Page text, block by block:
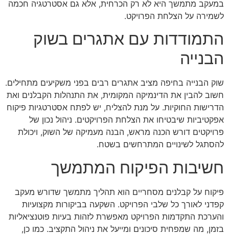
במעקב מתמשך היא לא רק הכרחית, אלא גם אסטרטגיה חכמה
לשמירה על הצלחת הפרויקט.
התמודדות עם אתגרים בשוק
הבנייה
שוק הבנייה בחיפה מציב אתגרים רבים בפני משקיעים מתחילים.
חשוב להבין את הדינמיקה המקומית, את התנהלות הקבלנים ואת
הדרישות החוקיות. על מנת להצליח, יש לפתח אסטרטגיות פיקוח
אפקטיביות שיבטיחו את הצלחת הפרויקטים. ניהול נכון של
פרויקטים דורש הכנה מראש, הבנה מעמיקה של השוק, ויכולת
להסתגל לשינויים המתרחשים בשטח.
חשיבות הפיקוח המתמשך
פיקוח על קבלנים מסחריים הוא תהליך מתמשך שדורש מעקב
קפדני לאורך כל שלבי הפרויקט. השקעה בביקורות מקצועיות
והערכת התקדמות הפרויקט מאפשרת לזהות בעיות פוטנציאליות
בזמן, מה שמפחית סיכונים ומייעל את ניהול התקציב. כמו כן,